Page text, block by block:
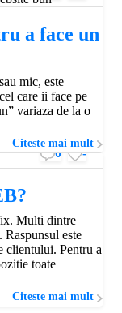
a face un
mic, este
care ii face pe
variaza de la o
Citeste mai mult
0 -
Multi dintre
Raspunsul este
clientului. Pentru a
toate
Citeste mai mult